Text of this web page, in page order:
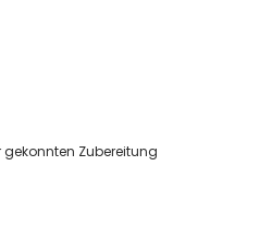
Zubereitung